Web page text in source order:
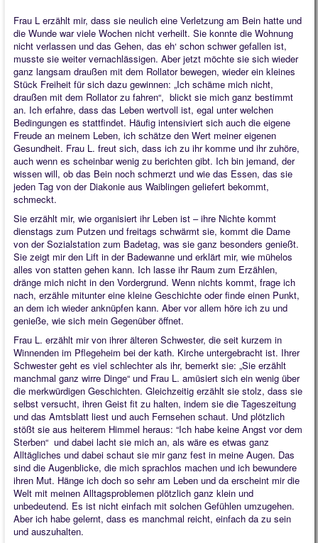
Frau L erzählt mir, dass sie neulich eine Verletzung am Bein hatte und
die Wunde war viele Wochen nicht verheilt. Sie konnte die Wohnung
nicht verlassen und das Gehen, das eh‘ schon schwer gefallen ist,
musste sie weiter vernachlässigen. Aber jetzt möchte sie sich wieder
ganz langsam draußen mit dem Rollator bewegen, wieder ein kleines
Stück Freiheit für sich dazu gewinnen: „Ich schäme mich nicht,
draußen mit dem Rollator zu fahren“, blickt sie mich ganz bestimmt
an. Ich erfahre, dass das Leben wertvoll ist, egal unter welchen
Bedingungen es stattfindet. Häufig intensiviert sich auch die eigene
Freude an meinem Leben, ich schätze den Wert meiner eigenen
Gesundheit. Frau L. freut sich, dass ich zu ihr komme und ihr zuhöre,
auch wenn es scheinbar wenig zu berichten gibt. Ich bin jemand, der
wissen will, ob das Bein noch schmerzt und wie das Essen, das sie
jeden Tag von der Diakonie aus Waiblingen geliefert bekommt,
schmeckt.
Sie erzählt mir, wie organisiert ihr Leben ist – ihre Nichte kommt
dienstags zum Putzen und freitags schwärmt sie, kommt die Dame
von der Sozialstation zum Badetag, was sie ganz besonders genießt.
Sie zeigt mir den Lift in der Badewanne und erklärt mir, wie mühelos
alles von statten gehen kann. Ich lasse ihr Raum zum Erzählen,
dränge mich nicht in den Vordergrund. Wenn nichts kommt, frage ich
nach, erzähle mitunter eine kleine Geschichte oder finde einen Punkt,
an dem ich wieder anknüpfen kann. Aber vor allem höre ich zu und
genieße, wie sich mein Gegenüber öffnet.
Frau L. erzählt mir von ihrer älteren Schwester, die seit kurzem in
Winnenden im Pflegeheim bei der kath. Kirche untergebracht ist. Ihrer
Schwester geht es viel schlechter als ihr, bemerkt sie: „Sie erzählt
manchmal ganz wirre Dinge“ und Frau L. amüsiert sich ein wenig über
die merkwürdigen Geschichten. Gleichzeitig erzählt sie stolz, dass sie
selbst versucht, ihren Geist fit zu halten, indem sie die Tageszeitung
und das Amtsblatt liest und auch Fernsehen schaut. Und plötzlich
stößt sie aus heiterem Himmel heraus: “Ich habe keine Angst vor dem
Sterben“ und dabei lacht sie mich an, als wäre es etwas ganz
Alltägliches und dabei schaut sie mir ganz fest in meine Augen. Das
sind die Augenblicke, die mich sprachlos machen und ich bewundere
ihren Mut. Hänge ich doch so sehr am Leben und da erscheint mir die
Welt mit meinen Alltagsproblemen plötzlich ganz klein und
unbedeutend. Es ist nicht einfach mit solchen Gefühlen umzugehen.
Aber ich habe gelernt, dass es manchmal reicht, einfach da zu sein
und auszuhalten.